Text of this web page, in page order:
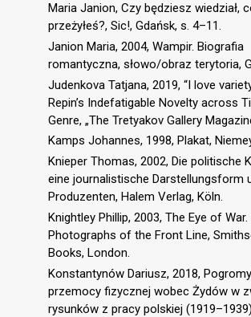
Maria Janion, Czy będziesz wiedział,
przeżyłeś?, Sic!, Gdańsk, s. 4–11.
Janion Maria, 2004, Wampir. Biografia
romantyczna, słowo/obraz terytoria,
Judenkova Tatjana, 2019, “I love
Repin’s Indefatigable Novelty across
Genre, „The Tretyakov Gallery
Kamps Johannes, 1998, Plakat,
Knieper Thomas, 2002, Die politische
eine journalistische Darstellungsform
Produzenten, Halem Verlag, Köln.
Knightley Phillip, 2003, The Eye of
Photographs of the Front Line,
Books, London.
Konstantynów Dariusz, 2018,
przemocy fizycznej wobec Żydów w
rysunków z pracy polskiej